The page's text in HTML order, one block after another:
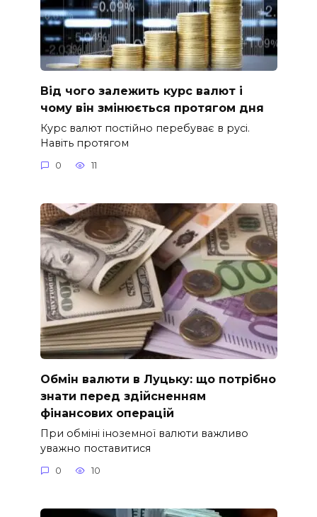
Від чого залежить курс валют і
чому він змінюється протягом дня
Курс валют постійно перебуває в русі.
Навіть протягом
0 11
Обмін валюти в Луцьку: що потрібно
знати перед здійсненням
фінансових операцій
При обміні іноземної валюти важливо
уважно поставитися
0 10